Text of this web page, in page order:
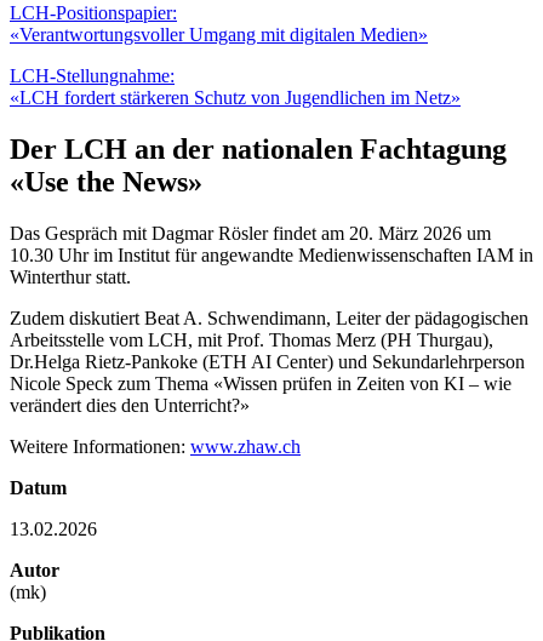
LCH-Positionspapier:
«Verantwortungsvoller Umgang mit digitalen Medien»
LCH-Stellungnahme:
«LCH fordert stärkeren Schutz von Jugendlichen im Netz»
Der LCH an der nationalen Fachtagung
«Use the News»
Das Gespräch mit Dagmar Rösler findet am 20. März 2026 um
10.30 Uhr im Institut für angewandte Medienwissenschaften IAM in
Winterthur statt.
Zudem diskutiert Beat A. Schwendimann, Leiter der pädagogischen
Arbeitsstelle vom LCH, mit Prof. Thomas Merz (PH Thurgau),
Dr.Helga Rietz-Pankoke (ETH AI Center) und Sekundarlehrperson
Nicole Speck zum Thema «Wissen prüfen in Zeiten von KI – wie
verändert dies den Unterricht?»
Weitere Informationen: www.zhaw.ch
Datum
13.02.2026
Autor
(mk)
Publikation